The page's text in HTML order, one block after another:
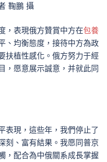
鞠鵬 攝
，表現俄方贊賞中方在包養
、均衡態度，接待中方為政
扶植性感化。俄方努力于經
，愿意展示誠意，并就此同
表現，這些年，我們停止了
刻、富有結果。我愿同普京
，配合為中俄關系成長掌握